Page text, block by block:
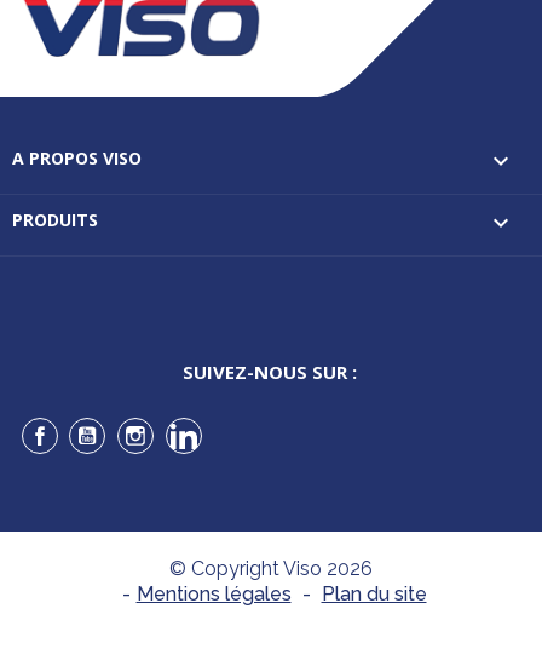
A PROPOS VISO 
PRODUITS 
SUIVEZ-NOUS SUR :
Facebook
YouTubeInstagramLinkedIn
© Copyright Viso 2026
- Mentions légales - Plan du site